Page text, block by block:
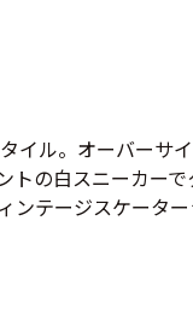
イル。オーバーサ
の白スニーカー
ンテージスケータ